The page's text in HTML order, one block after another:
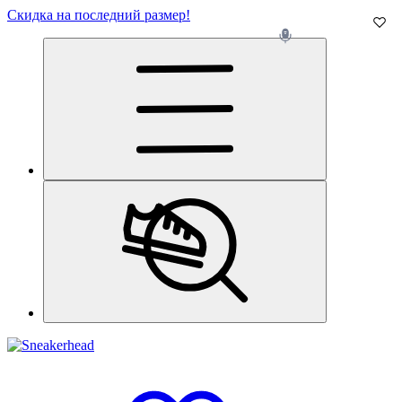
Скидка на последний размер!